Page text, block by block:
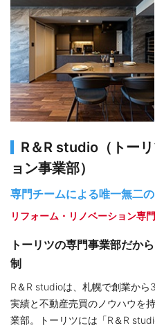
R＆R studio（トー
ョン事業部）
専門チームによる唯一無二
リフォーム・リノベーション専門
トーリツの専門事業部だか
制
R＆R studioは、札幌で創業か
実績と不動産売買のノウハウを
業部。トーリツには「R＆R